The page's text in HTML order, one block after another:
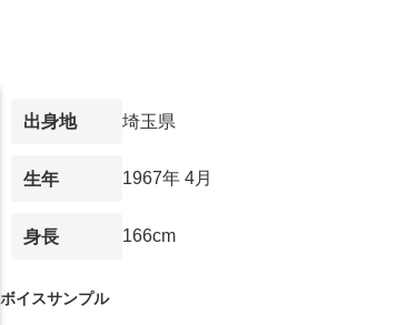
出身地 埼玉県
生年 1967年 4月
身長 166cm
ボイスサンプル